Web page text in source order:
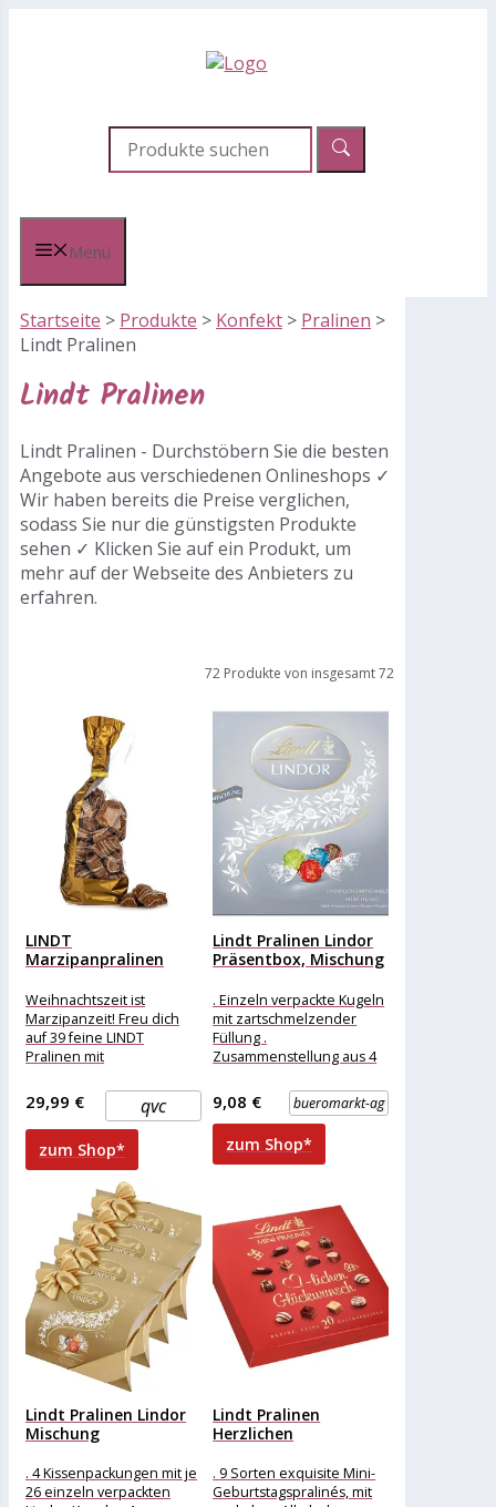
Menü
Startseite > Produkte > Konfekt > Pralinen >
Lindt Pralinen
Lindt Pralinen
Lindt Pralinen - Durchstöbern Sie die besten
Angebote aus verschiedenen Onlineshops ✓
Wir haben bereits die Preise verglichen,
sodass Sie nur die günstigsten Produkte
sehen ✓ Klicken Sie auf ein Produkt, um
mehr auf der Webseite des Anbieters zu
erfahren.
72 Produkte von insgesamt 72
LINDT
Marzipanpralinen
Inhalt 702g
Weihnachtszeit ist
Marzipanzeit! Freu dich
auf 39 feine LINDT
Pralinen mit
erhalte ich? 39 Marzipan-
Pralinen, 702 g Aufqvc
29,99 €
zum Shop*
Lindt Pralinen Lindor
Präsentbox, Mischung
. Einzeln verpackte Kugeln
mit zartschmelzender
Füllung .
Zusammenstellung aus 4
Milch, Caramel & Salz,
Pistazie, Double
bueromarkt-ag
9,08 €
zum Shop*
Lindt Pralinen Lindor
Mischung
(4x...
. 4 Kissenpackungen mit je
26 einzeln verpackten
Lindt Pralinen
Herzlichen
Stück
. 9 Sorten exquisite Mini-
Geburtstagspralinés, mit